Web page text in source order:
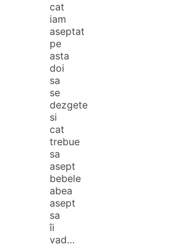
cat
iam
aseptat
pe
asta
doi
sa
se
dezgete
si
cat
trebue
sa
asept
bebele
abea
asept
sa
îi
vad…